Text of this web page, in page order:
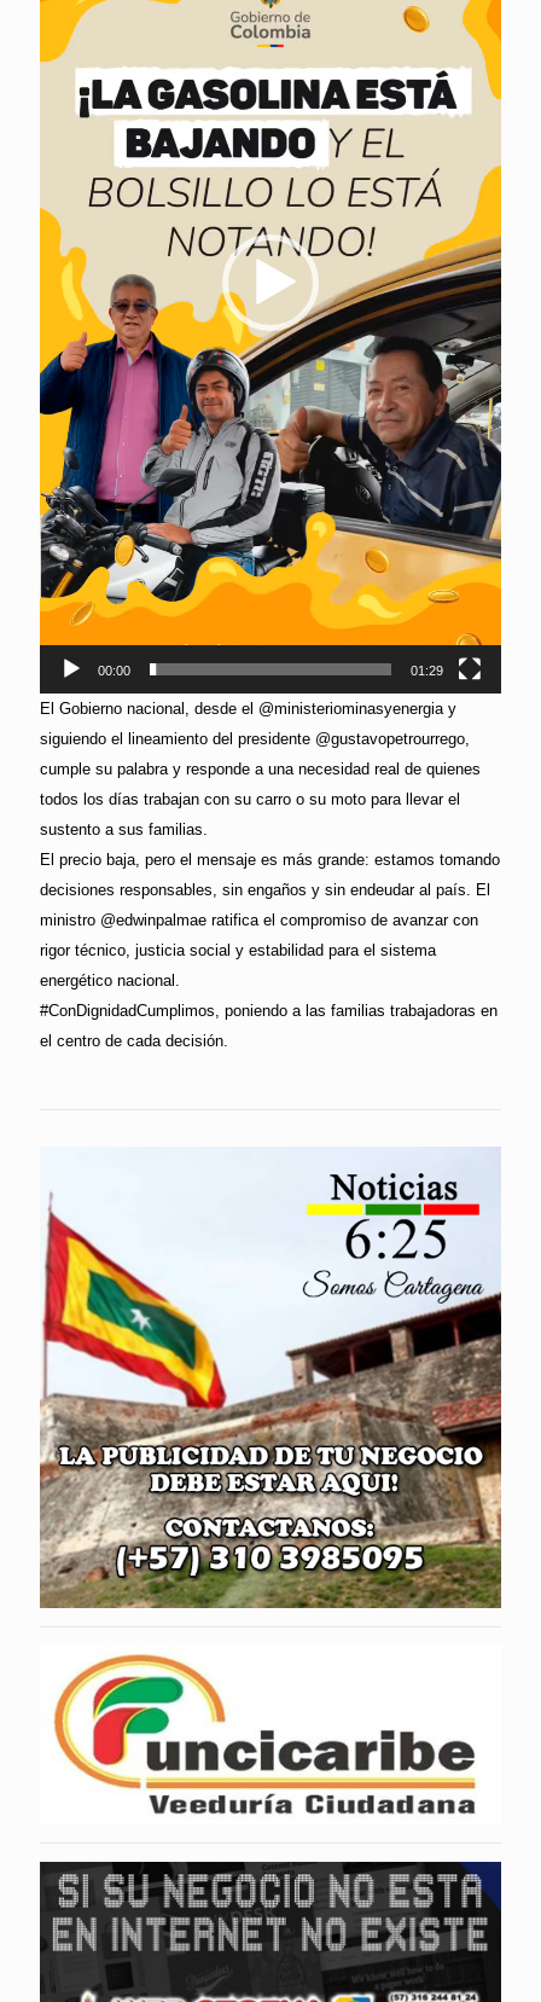
00:00 01:29
El Gobierno nacional, desde el @ministeriominasyenergia y
siguiendo el lineamiento del presidente @gustavopetrourrego,
cumple su palabra y responde a una necesidad real de quienes
todos los días trabajan con su carro o su moto para llevar el
sustento a sus familias.
El precio baja, pero el mensaje es más grande: estamos tomando
decisiones responsables, sin engaños y sin endeudar al país. El
ministro @edwinpalmae ratifica el compromiso de avanzar con
rigor técnico, justicia social y estabilidad para el sistema
energético nacional.
#ConDignidadCumplimos, poniendo a las familias trabajadoras en
el centro de cada decisión.